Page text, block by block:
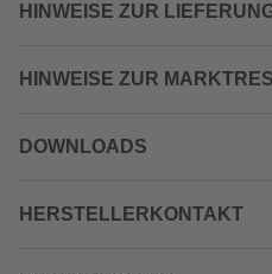
HINWEISE ZUR
HINWEISE ZUR
DOWNLOADS
HERSTELLERKONTAKT